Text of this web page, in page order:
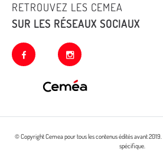
RETROUVEZ LES CEMEA
SUR LES RÉSEAUX SOCIAUX
facebook instagram
© Copyright Cemea pour tous les contenus édités avant 2019.
spécifique.